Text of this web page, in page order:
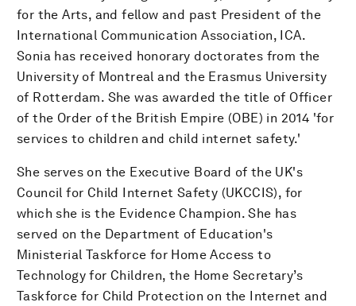
for the Arts, and fellow and past President of the
International Communication Association, ICA.
Sonia has received honorary doctorates from the
University of Montreal and the Erasmus University
of Rotterdam. She was awarded the title of Officer
of the Order of the British Empire (OBE) in 2014 'for
services to children and child internet safety.'
She serves on the Executive Board of the UK's
Council for Child Internet Safety (UKCCIS), for
which she is the Evidence Champion. She has
served on the Department of Education's
Ministerial Taskforce for Home Access to
Technology for Children, the Home Secretary’s
Taskforce for Child Protection on the Internet and